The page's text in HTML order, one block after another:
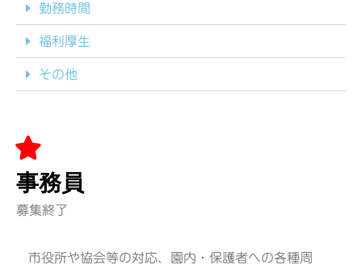
勤務時間
福利厚生
その他
事務員
募集終了
市役所や協会等の対応、園内・保護者への各種周